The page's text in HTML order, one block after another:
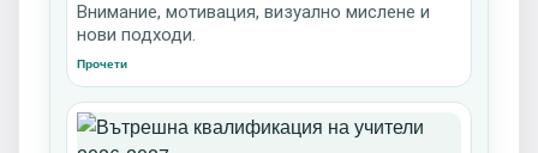
Внимание, мотивация, визуално мислене и
нови подходи.
Прочети